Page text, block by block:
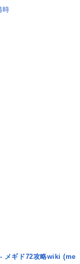
時
メギド72攻略wiki (me